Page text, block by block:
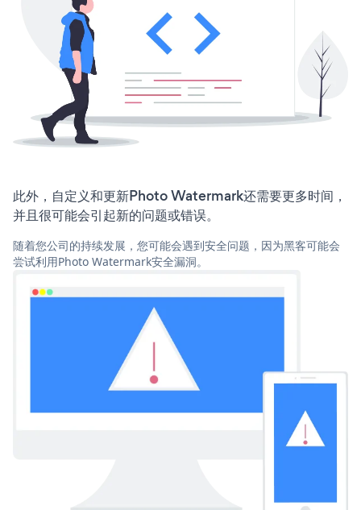
此外，自定义和更新Photo Watermark还需要更多时间，
并且很可能会引起新的问题或错误。
随着您公司的持续发展，您可能会遇到安全问题，因为黑客可能会
尝试利用Photo Watermark安全漏洞。